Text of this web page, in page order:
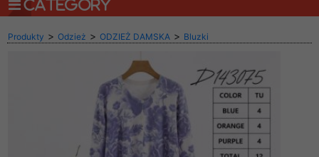
CATEGORY
Produkty > Odzież > ODZIEŻ DAMSKA > Bluzki